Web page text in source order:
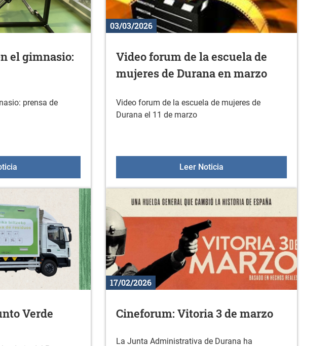
el gimnasio:
prensa de
Nuevo material en el gimnasio: prensa de pierna
03/03/2026
Video forum de la escuela de
mujeres de Durana en marzo
Video forum de la escuela de mujeres de
Durana el 11 de marzo
Leer Noticia
Verde
17/02/2026
Cineforum: Vitoria 3 de marzo
La Junta Administrativa de Durana ha